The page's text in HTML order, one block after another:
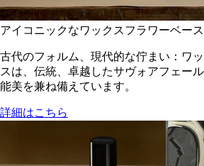
アイコニックなワックスフラワーベース
古代のフォルム、現代的な佇まい：ワ
スは、伝統、卓越したサヴォアフェー
能美を兼ね備えています。
詳細はこちら